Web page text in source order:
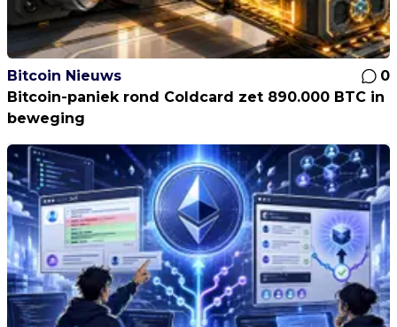
Bitcoin Nieuws
0
Bitcoin-paniek rond Coldcard zet 890.000 BTC in
beweging